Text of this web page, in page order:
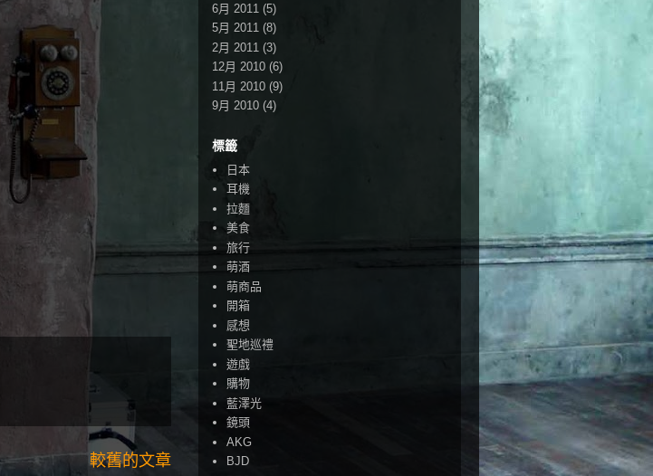
較舊的文章
6月 2011 (5)
5月 2011 (8)
2月 2011 (3)
12月 2010 (6)
11月 2010 (9)
9月 2010 (4)
標籤
日本
耳機
拉麵
美食
旅行
萌酒
萌商品
開箱
感想
聖地巡禮
遊戲
購物
藍澤光
鏡頭
AKG
BJD